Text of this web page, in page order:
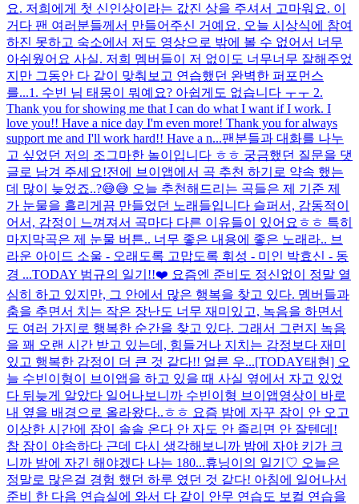
요. 저희에게 첫 신인상이라는 값진 상을 주셔서 고마워요. 이
거다 팬 여러분들께서 만들어주신 거예요. 오늘 시상식에 참여
하진 못하고 숙소에서 저도 영상으로 밖에 볼 수 없어서 너무
아쉬웠어요 사실. 저희 멤버들이 저 없이도 너무너무 잘해주었
지만 그동안 다 같이 맞춰보고 연습했던 완벽한 퍼포먼스
를...1. 수빈 님 태몽이 뭐예요? 아쉽게도 없습니다 ㅜㅜ 2.
Thank you for showing me that I can do what I want if I work. I
love you!! Have a nice day I'm even more! Thank you for always
support me and I'll work hard!! Have a n...팬분들과 대화를 나누
고 싶었던 저의 조그마한 놀이입니다 ㅎㅎ 궁금했던 질문을 댓
글로 남겨 주세요!전에 브이앱에서 곡 추천 하기로 약속 했는
데 많이 늦었죠..?😅😅 오늘 추천해드리는 곡들은 제 기준 제
가 눈물을 흘리게끔 만들었던 노래들입니다 슬퍼서, 감동적이
어서, 감정이 느껴져서 곡마다 다른 이유들이 있어요ㅎㅎ 특히
마지막곡은 제 눈물 버튼.. 너무 좋은 내용에 좋은 노래라.. 브
라운 아이드 소울 - 오래도록 고맙도록 휘성 - 미인 박효신 - 동
경 ...TODAY 범규의 일기!!❤️ 요즘엔 준비도 정신없이 정말 열
심히 하고 있지만, 그 안에서 많은 행복을 찾고 있다. 멤버들과
춤을 추면서 치는 작은 장난도 너무 재미있고, 녹음을 하면서
도 여러 가지로 행복한 순간을 찾고 있다. 그래서 그런지 녹음
을 꽤 오랜 시간 받고 있는데, 힘들거나 지치는 감정보다 재미
있고 행복한 감정이 더 큰 것 같다!! 얼른 우...[TODAY태현] 오
늘 수빈이형이 브이앱을 하고 있을 때 사실 옆에서 자고 있었
다 뒤늦게 알았다 일어나보니까 수빈이형 브이앱영상이 바로
내 옆을 배경으로 올라왔다..ㅎㅎ 요즘 밤에 자꾸 잠이 안 오고
이상한 시간에 잠이 솔솔 온다 안 자도 안 졸리면 안 잘텐데!
참 잠이 야속하다 근데 다시 생각해보니까 밤에 자야 키가 크
니까 밤에 자긴 해야겠다 나는 180...휴닝이의 일기♡ 오늘은
정말로 많은걸 경험 했던 하루 였던 것 같다! 아침에 일어나서
준비 한 다음 연습실에 와서 다 같이 안무 연습도 보컬 연습을